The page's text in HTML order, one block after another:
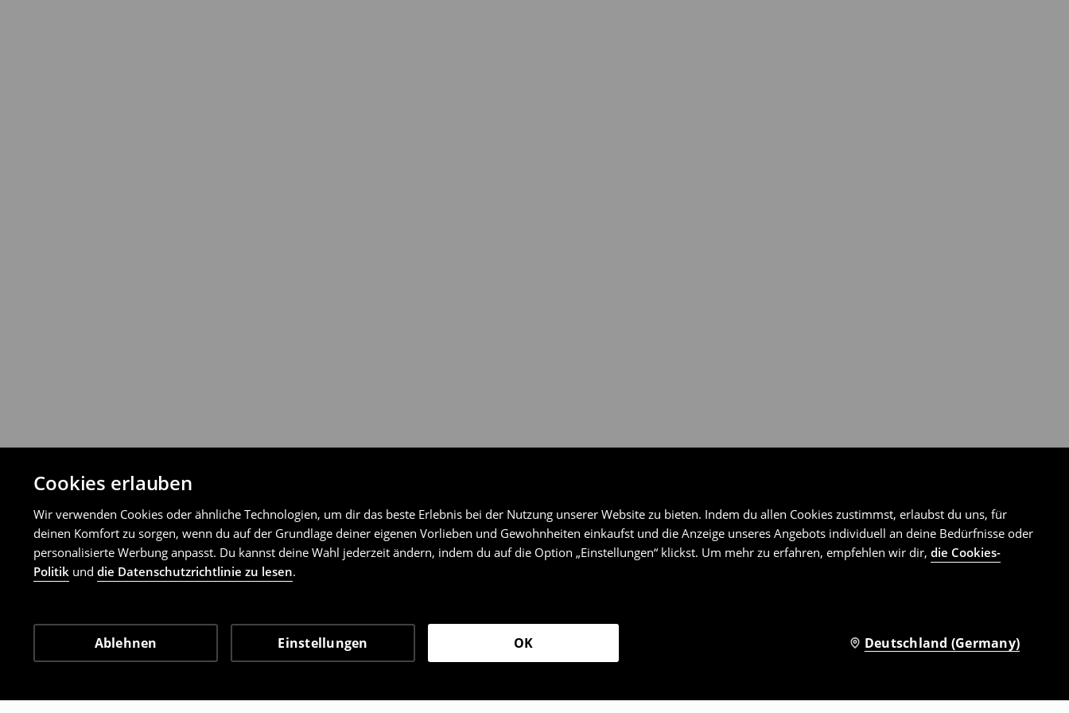
Cookies erlauben
Wir verwenden Cookies oder ähnliche Technologien, um dir das beste Erlebnis bei der Nutzung unserer Website zu bieten. Indem du allen Cookies zustimmst, erlaubst du uns, für
deinen Komfort zu sorgen, wenn du auf der Grundlage deiner eigenen Vorlieben und Gewohnheiten einkaufst und die Anzeige unseres Angebots individuell an deine Bedürfnisse oder
personalisierte Werbung anpasst. Du kannst deine Wahl jederzeit ändern, indem du auf die Option „Einstellungen“ klickst. Um mehr zu erfahren, empfehlen wir dir, die Cookies-
Politik und die Datenschutzrichtlinie zu lesen.
Ablehnen Einstellungen OK Deutschland (Germany)